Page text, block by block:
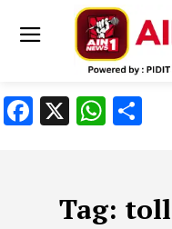
Facebook
X
Tag: